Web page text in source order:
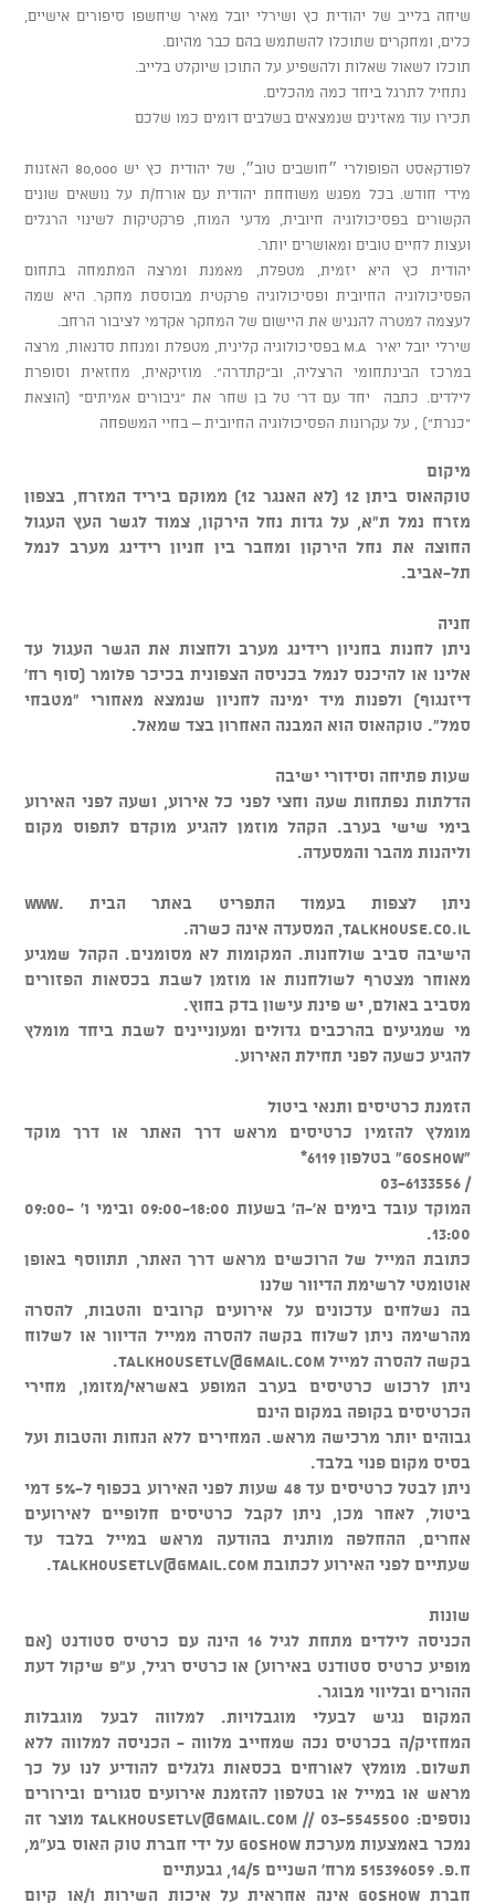
שיחה בלייב של יהודית כץ ושירלי יובל מאיר שיחשפו סיפורים אישיים,
כלים, ומחקרים שתוכלו להשתמש בהם כבר מהיום.
תוכלו לשאול שאלות ולהשפיע על התוכן שיוקלט בלייב.
נתחיל לתרגל ביחד כמה מהכלים.
תכירו עוד מאזינים שנמצאים בשלבים דומים כמו שלכם
לפודקאסט הפופולרי ״חושבים טוב״, של יהודית כץ יש 80,000 האזנות
מידי חודש. בכל מפגש משוחחת יהודית עם אורח/ת על נושאים שונים
הקשורים בפסיכולוגיה חיובית, מדעי המוח, פרקטיקות לשינוי הרגלים
ועצות לחיים טובים ומאושרים יותר.
יהודית כץ היא יזמית, מטפלת, מאמנת ומרצה המתמחה בתחום
הפסיכולוגיה החיובית ופסיכולוגיה פרקטית מבוססת מחקר. היא שמה
לעצמה למטרה להנגיש את היישום של המחקר אקדמי לציבור הרחב.
שירלי יובל יאיר M.A בפסיכולוגיה קלינית, מטפלת ומנחת סדנאות, מרצה
במרכז הבינתחומי הרצליה, וב"קתדרה". מוזיקאית, מחזאית וסופרת
לילדים. כתבה יחד עם דר' טל בן שחר את "גיבורים אמיתים" (הוצאת
"כנרת") , על עקרונות הפסיכולוגיה החיובית – בחיי המשפחה
מיקום
טוקהאוס ביתן 12 (לא האנגר 12) ממוקם ביריד המזרח, בצפון
מזרח נמל ת"א, על גדות נחל הירקון, צמוד לגשר העץ העגול
החוצה את נחל הירקון ומחבר בין חניון רידינג מערב לנמל
תל-אביב.
חניה
ניתן לחנות בחניון רידינג מערב ולחצות את הגשר העגול עד
אלינו או להיכנס לנמל בכניסה הצפונית בכיכר פלומר (סוף רח'
דיזנגוף) ולפנות מיד ימינה לחניון שנמצא מאחורי "מטבחי
סמל". טוקהאוס הוא המבנה האחרון בצד שמאל.
שעות פתיחה וסידורי ישיבה
הדלתות נפתחות שעה וחצי לפני כל אירוע, ושעה לפני האירוע
בימי שישי בערב. הקהל מוזמן להגיע מוקדם לתפוס מקום
וליהנות מהבר והמסעדה.
ניתן לצפות בעמוד התפריט באתר הבית www.
talkhouse.co.il, המסעדה אינה כשרה.
הישיבה סביב שולחנות. המקומות לא מסומנים. הקהל שמגיע
מאוחר מצטרף לשולחנות או מוזמן לשבת בכסאות הפזורים
מסביב באולם, יש פינת עישון בדק בחוץ.
מי שמגיעים בהרכבים גדולים ומעוניינים לשבת ביחד מומלץ
להגיע כשעה לפני תחילת האירוע.
הזמנת כרטיסים ותנאי ביטול
מומלץ להזמין כרטיסים מראש דרך האתר או דרך מוקד
"GOSHOW" בטלפון 6119*
/ 03-6133556
המוקד עובד בימים א'-ה' בשעות 09:00-18:00 ובימי ו' 09:00-
13:00.
כתובת המייל של הרוכשים מראש דרך האתר, תתווסף באופן
אוטומטי לרשימת הדיוור שלנו
בה נשלחים עדכונים על אירועים קרובים והטבות, להסרה
מהרשימה ניתן לשלוח בקשה להסרה ממייל הדיוור או לשלוח
בקשה להסרה למיילtalkhousetlv@gmail.com
.
ניתן לרכוש כרטיסים בערב המופע באשראי/מזומן, מחירי
הכרטיסים בקופה במקום הינם
גבוהים יותר מרכישה מראש. המחירים ללא הנחות והטבות ועל
בסיס מקום פנוי בלבד.
ניתן לבטל כרטיסים עד 48 שעות לפני האירוע בכפוף ל-5% דמי
ביטול, לאחר מכן, ניתן לקבל כרטיסים חלופיים לאירועים
אחרים, ההחלפה מותנית בהודעה מראש במייל בלבד עד
שעתיים לפני האירוע לכתובתtalkhousetlv@gmail.com
.
שונות
הכניסה לילדים מתחת לגיל 16 הינה עם כרטיס סטודנט (אם
מופיע כרטיס סטודנט באירוע) או כרטיס רגיל, ע"פ שיקול דעת
ההורים ובליווי מבוגר.
המקום נגיש לבעלי מוגבלויות. למלווה לבעל מוגבלות
המחזיק/ה בכרטיס נכה שמחייב מלווה - הכניסה למלווה ללא
תשלום. מומלץ לאורחים בכסאות גלגלים להודיע לנו על כך
מראש או במייל או בטלפון להזמנת אירועים סגורים ובירורים
נוספים: 03-5545500 //
talkhousetlv@gmail.com מוצר זה
נמכר באמצעות מערכת GOSHOW על ידי חברת טוק האוס בע"מ,
ח.פ. 515396059 מרח' השניים 14/5, גבעתיים
חברת GOSHOW אינה אחראית על איכות השירות ו/או קיום